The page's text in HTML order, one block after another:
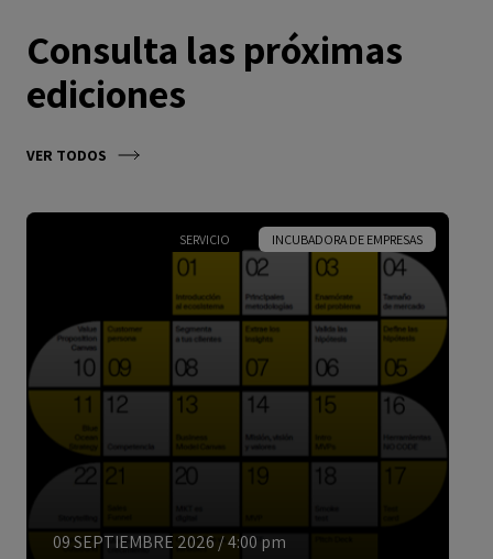
Consulta las próximas
ediciones
VER TODOS
SERVICIO INCUBADORA DE EMPRESAS
09 SEPTIEMBRE 2026 /4:00 pm
ESPAÑOL